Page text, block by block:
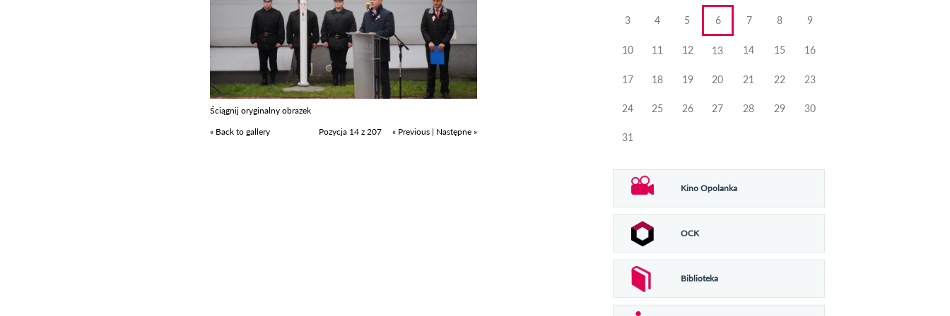
Ściągnij oryginalny obrazek
« Back to gallery
Pozycja 14 z 207 « Previous | Następne »
3 4 5 6 7 8 9
10 11 12 13 14 15 16
17 18 19 20 21 22 23
24 25 26 27 28 29 30
31
Kino Opolanka
OCK
Biblioteka